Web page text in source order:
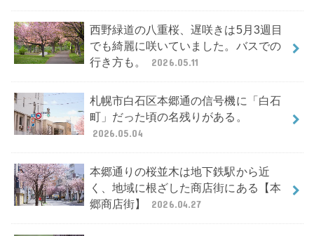
西野緑道の八重桜、遅咲きは5月3週目
でも綺麗に咲いていました。バスでの
行き方も。
2026.05.11
札幌市白石区本郷通の信号機に「白石
町」だった頃の名残りがある。
2026.05.04
本郷通りの桜並木は地下鉄駅から近
く、地域に根ざした商店街にある【本
郷商店街】
2026.04.27